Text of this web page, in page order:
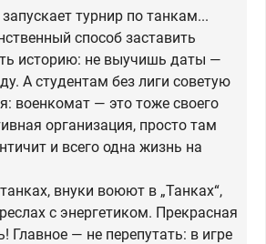
турнир по танкам...
способ заставить
историю: не выучишь даты —
А студентам без лиги советую
военкомат — это тоже своего
организация, просто там
и всего одна жизнь на
внуки воюют в „Танках“,
с энергетиком. Прекрасная
Главное — не перепутать: в игре